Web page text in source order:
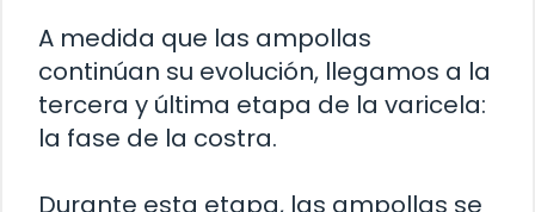
A medida que las ampollas
continúan su evolución, llegamos a la
tercera y última etapa de la varicela:
la fase de la costra.
Durante esta etapa, las ampollas se